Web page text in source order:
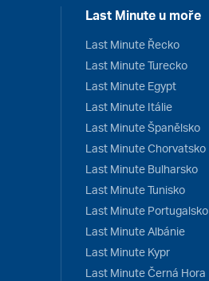
Last Minute u moře
Last Minute Řecko
Last Minute Turecko
Last Minute Egypt
Last Minute Itálie
Last Minute Španělsko
Last Minute Chorvatsko
Last Minute Bulharsko
Last Minute Tunisko
Last Minute Portugalsko
Last Minute Albánie
Last Minute Kypr
Last Minute Černá Hora